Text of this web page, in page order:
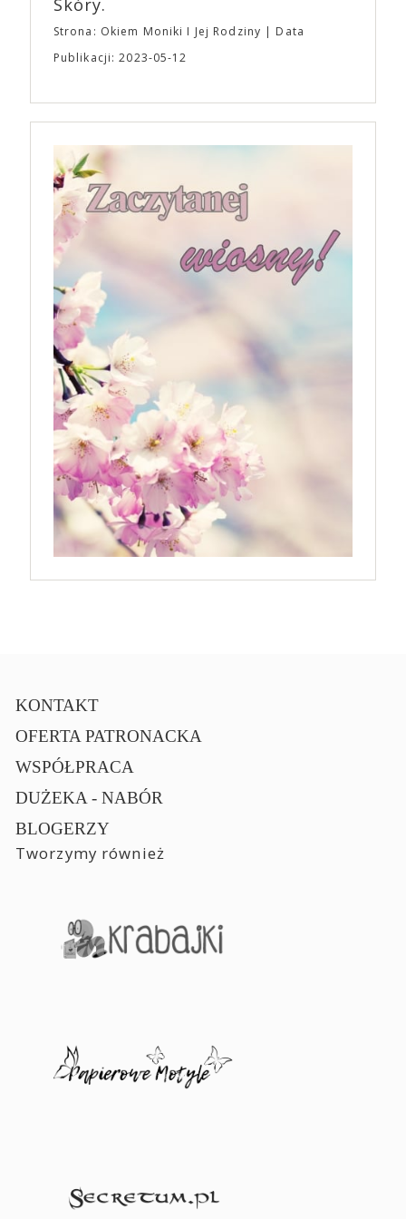
Skóry.
Strona: Okiem Moniki I Jej Rodziny
Data
Publikacji: 2023-05-12
KONTAKT
OFERTA PATRONACKA
WSPÓŁPRACA
DUŻEKA - NABÓR
BLOGERZY
Tworzymy również